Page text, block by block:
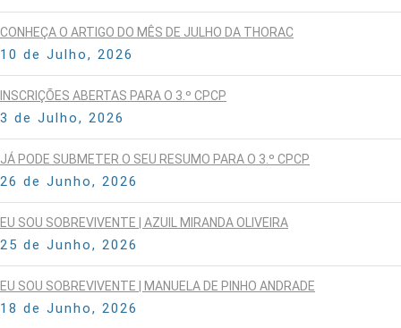
CONHEÇA O ARTIGO DO MÊS DE JULHO DA THORAC
10 de Julho, 2026
INSCRIÇÕES ABERTAS PARA O 3.º CPCP
3 de Julho, 2026
JÁ PODE SUBMETER O SEU RESUMO PARA O 3.º CPCP
26 de Junho, 2026
EU SOU SOBREVIVENTE | AZUIL MIRANDA OLIVEIRA
25 de Junho, 2026
EU SOU SOBREVIVENTE | MANUELA DE PINHO ANDRADE
18 de Junho, 2026